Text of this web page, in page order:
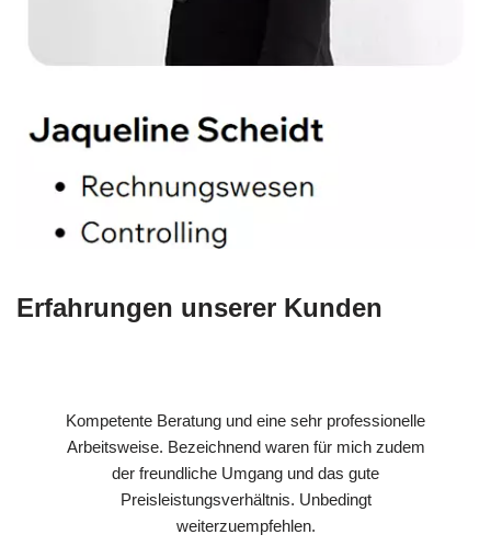
Erfahrungen unserer Kunden
Kompetente Beratung und eine sehr professionelle
Arbeitsweise. Bezeichnend waren für mich zudem
der freundliche Umgang und das gute
Preisleistungsverhältnis. Unbedingt
weiterzuempfehlen.